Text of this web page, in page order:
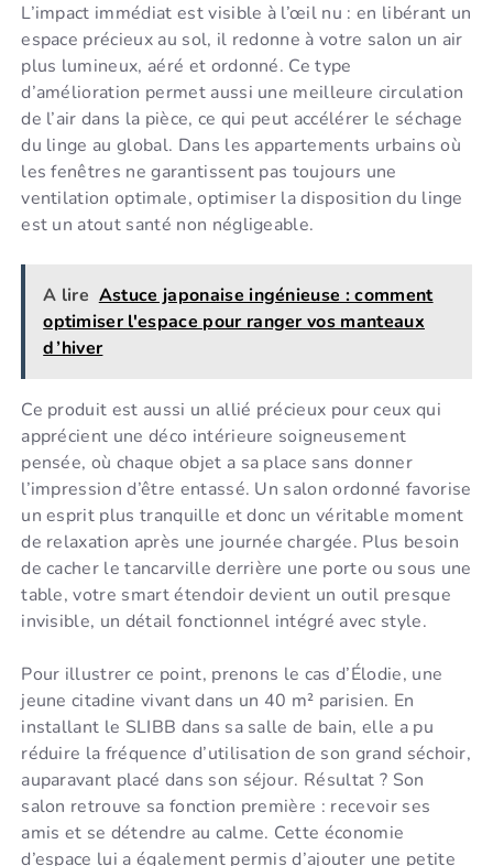
L’impact immédiat est visible à l’œil nu : en libérant un
espace précieux au sol, il redonne à votre salon un air
plus lumineux, aéré et ordonné. Ce type
d’amélioration permet aussi une meilleure circulation
de l’air dans la pièce, ce qui peut accélérer le séchage
du linge au global. Dans les appartements urbains où
les fenêtres ne garantissent pas toujours une
ventilation optimale, optimiser la disposition du linge
est un atout santé non négligeable.
A lire Astuce japonaise ingénieuse : comment
optimiser l'espace pour ranger vos manteaux
d’hiver
Ce produit est aussi un allié précieux pour ceux qui
apprécient une déco intérieure soigneusement
pensée, où chaque objet a sa place sans donner
l’impression d’être entassé. Un salon ordonné favorise
un esprit plus tranquille et donc un véritable moment
de relaxation après une journée chargée. Plus besoin
de cacher le tancarville derrière une porte ou sous une
table, votre smart étendoir devient un outil presque
invisible, un détail fonctionnel intégré avec style.
Pour illustrer ce point, prenons le cas d’Élodie, une
jeune citadine vivant dans un 40 m² parisien. En
installant le SLIBB dans sa salle de bain, elle a pu
réduire la fréquence d’utilisation de son grand séchoir,
auparavant placé dans son séjour. Résultat ? Son
salon retrouve sa fonction première : recevoir ses
amis et se détendre au calme. Cette économie
d’espace lui a également permis d’ajouter une petite